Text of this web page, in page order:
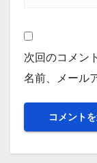
次回のコメン
名前、メール